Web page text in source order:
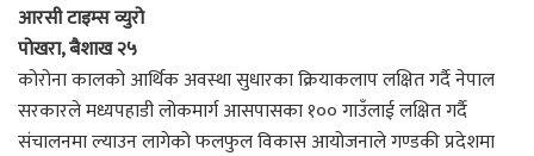
आरसी टाइम्स व्युरो
पोखरा, बैशाख २५
कोरोना कालको आर्थिक अवस्था सुधारका क्रियाकलाप लक्षित गर्दै नेपाल
सरकारले मध्यपहाडी लोकमार्ग आसपासका १०० गाउँलाई लक्षित गर्दै
संचालनमा ल्याउन लागेको फलफुल विकास आयोजनाले गण्डकी प्रदेशमा